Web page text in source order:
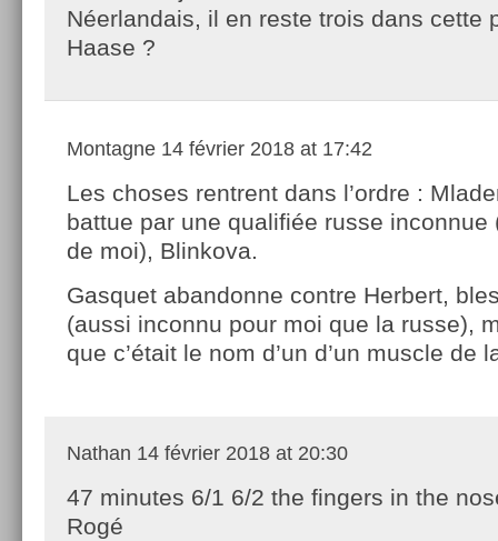
Néerlandais, il en reste trois dans cette
Haase ?
Montagne 14 février 2018 at 17:42
Les choses rentrent dans l’ordre :
battue par une qualifiée russe inconnue
de moi), Blinkova.
Gasquet abandonne contre Herbert,
(aussi inconnu pour moi que la russe),
que c’était le nom d’un d’un muscle de
Nathan 14 février 2018 at 20:30
47 minutes 6/1 6/2 the fingers in the
Rogé